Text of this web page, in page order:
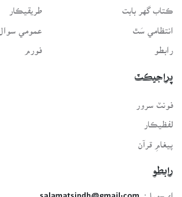
ڪتاب گهر بابت
انتظامي سَٿ
رابطو
طريقيڪار
عمومي سوال
فورم
پراجيڪٽ
لفظيڪار
پيغامِ قرآن
رابطو
اي-ميل: